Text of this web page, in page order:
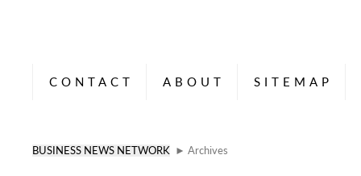
CONTACT ABOUT SITEMAP
BUSINESS NEWS NETWORK ► Archives